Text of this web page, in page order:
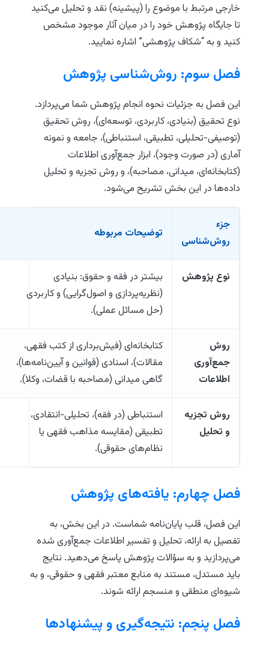
خارجی مرتبط با موضوع را (پیشینه) نقد و تحلیل می‌کنید
تا جایگاه پژوهش خود را در میان آثار موجود مشخص
کنید و به “شکاف پژوهشی” اشاره نمایید.
فصل سوم: روش‌شناسی پژوهش
این فصل به جزئیات نحوه انجام پژوهش شما می‌پردازد.
نوع تحقیق (بنیادی، کاربردی، توسعه‌ای)، روش تحقیق
(توصیفی-تحلیلی، تطبیقی، استنباطی)، جامعه و نمونه
آماری (در صورت وجود)، ابزار جمع‌آوری اطلاعات
(کتابخانه‌ای، میدانی، مصاحبه)، و روش تجزیه و تحلیل
داده‌ها در این بخش تشریح می‌شود.
جزء
روش‌شناسی
توضیحات مربوطه
نوع پژوهش
بیشتر در فقه و حقوق: بنیادی
(نظریه‌پردازی و اصول‌گرایی) و کاربردی
(حل مسائل عملی).
روش
جمع‌آوری
اطلاعات
کتابخانه‌ای (فیش‌برداری از کتب فقهی،
مقالات)، اسنادی (قوانین و آیین‌نامه‌ها)،
گاهی میدانی (مصاحبه با قضات، وکلا).
روش تجزیه
و تحلیل
استنباطی (در فقه)، تحلیلی-انتقادی،
تطبیقی (مقایسه مذاهب فقهی یا
نظام‌های حقوقی).
فصل چهارم: یافته‌های پژوهش
این فصل، قلب پایان‌نامه شماست. در این بخش، به
تفصیل به ارائه، تحلیل و تفسیر اطلاعات جمع‌آوری شده
می‌پردازید و به سؤالات پژوهش پاسخ می‌دهید. نتایج
باید مستدل، مستند به منابع معتبر فقهی و حقوقی، و به
شیوه‌ای منطقی و منسجم ارائه شوند.
فصل پنجم: نتیجه‌گیری و پیشنهادها